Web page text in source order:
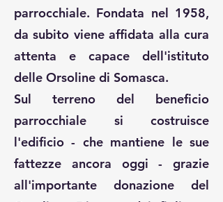
parrocchiale. Fondata nel 1958,
da subito viene affidata alla cura
attenta e capace dell'istituto
delle Orsoline di Somasca.
Sul terreno del beneficio
parrocchiale si costruisce
l'edificio - che mantiene le sue
fattezze ancora oggi - grazie
all'importante donazione del